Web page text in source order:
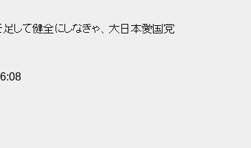
して健全にしなきゃ、大日本愛国党